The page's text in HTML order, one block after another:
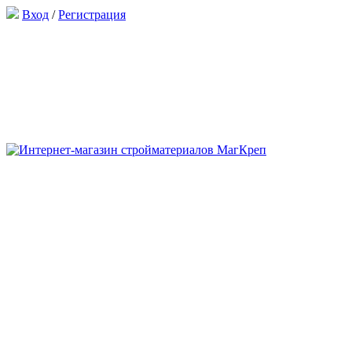
Вход /Регистрация